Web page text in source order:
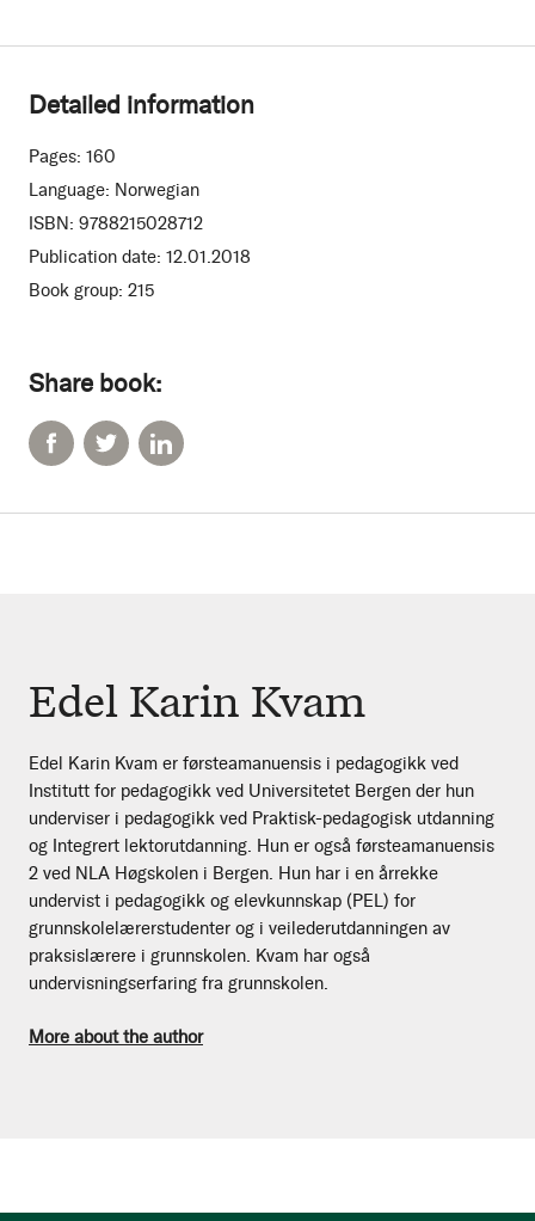
Share book:
Detailed information
Pages: 160
Language: Norwegian
ISBN: 9788215028712
Publication date: 12.01.2018
Book group: 215
Edel Karin Kvam
Edel Karin Kvam er førsteamanuensis i pedagogikk ved
Institutt for pedagogikk ved Universitetet Bergen der hun
underviser i pedagogikk ved Praktisk-pedagogisk utdanning
og Integrert lektorutdanning. Hun er også førsteamanuensis
2 ved NLA Høgskolen i Bergen. Hun har i en årrekke
undervist i pedagogikk og elevkunnskap (PEL) for
grunnskolelærerstudenter og i veilederutdanningen av
praksislærere i grunnskolen. Kvam har også
undervisningserfaring fra grunnskolen.
More about the author